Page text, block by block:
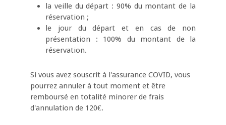
la veille du départ : 90% du montant de la
réservation ;
le jour du départ et en cas de non
présentation : 100% du montant de la
réservation.
Si vous avez souscrit à l'assurance COVID, vous
pourrez annuler à tout moment et être
remboursé en totalité minorer de frais
d'annulation de 120€.